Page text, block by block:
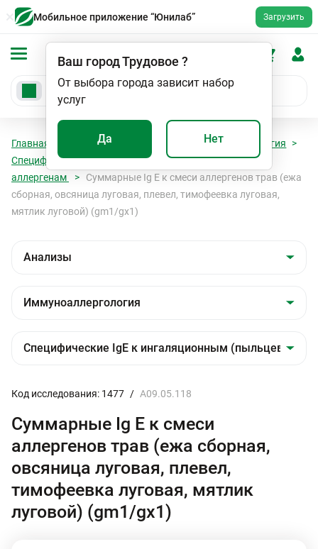
Мобильное приложение “Юнилаб” Загрузить
Ваш городТрудовое ?
От выбора города зависит набор
услуг
Да Нет
Главная Анализы
Иммуноаллергология
Специфические IgE к ингаляционным (пыльцевым)
аллергенам
Суммарные Ig E к смеси аллергенов трав (ежа
сборная, овсяница луговая, плевел, тимофеевка луговая,
мятлик луговой) (gm1/gх1)
Код исследования: 1477 / A09.05.118
Суммарные Ig E к смеси
аллергенов трав (ежа сборная,
овсяница луговая, плевел,
тимофеевка луговая, мятлик
луговой) (gm1/gх1)